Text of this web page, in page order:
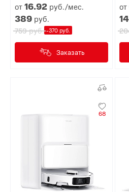
от16.92 руб./мес.
389 руб.
759руб. -370 руб.
Заказать
от
68